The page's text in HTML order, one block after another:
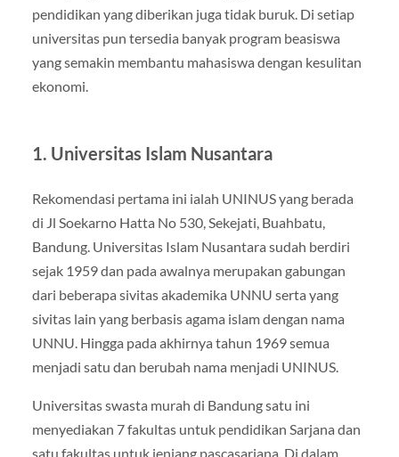
pendidikan yang diberikan juga tidak buruk. Di setiap
universitas pun tersedia banyak program beasiswa
yang semakin membantu mahasiswa dengan kesulitan
ekonomi.
1. Universitas Islam Nusantara
Rekomendasi pertama ini ialah UNINUS yang berada
di Jl Soekarno Hatta No 530, Sekejati, Buahbatu,
Bandung. Universitas Islam Nusantara sudah berdiri
sejak 1959 dan pada awalnya merupakan gabungan
dari beberapa sivitas akademika UNNU serta yang
sivitas lain yang berbasis agama islam dengan nama
UNNU. Hingga pada akhirnya tahun 1969 semua
menjadi satu dan berubah nama menjadi UNINUS.
Universitas swasta murah di Bandung satu ini
menyediakan 7 fakultas untuk pendidikan Sarjana dan
satu fakultas untuk jenjang pascasarjana. Di dalam